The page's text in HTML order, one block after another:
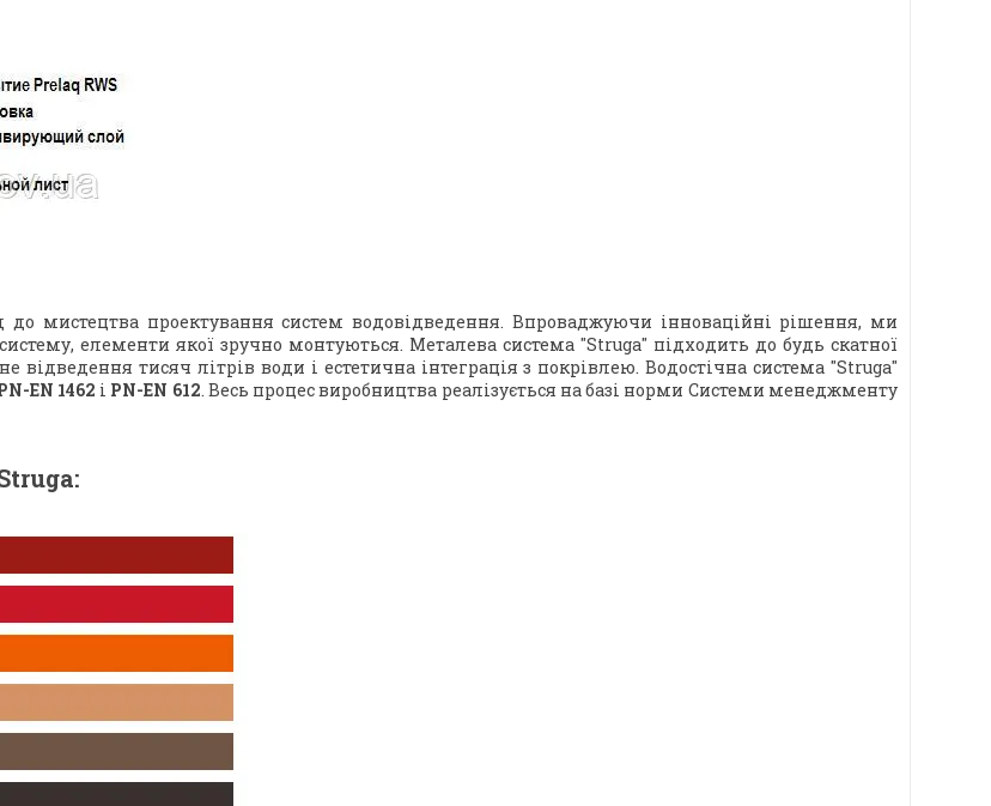
до мистецтва проектування систем водовідведення. Впроваджуючи інноваційні рішення, ми
елементи якої зручно монтуються. Металева система "Struga" підходить до будь скатної
тисяч літрів води і естетична інтеграція з покрівлею. Водостічна система "Struga"
EN 1462 і PN-EN 612. Весь процес виробництва реалізується на базі норми Системи менеджменту